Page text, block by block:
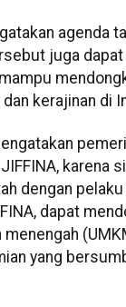
agenda
juga
kerajinan di
karena
dengan
dapat
menengah
yang